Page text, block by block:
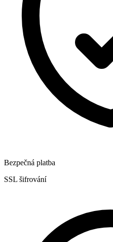
Bezpečná platba
SSL šifrování